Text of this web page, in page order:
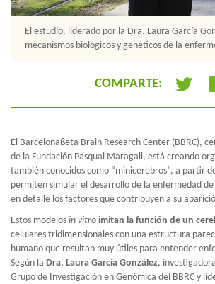
El estudio, liderado por la Dra. Laura García
mecanismos biológicos y genéticos de la
COMPARTE:
El Barcelonaßeta Brain Research Center (BBRC),
de la Fundación Pasqual Maragall, está creando
también conocidos como “minicerebros”, a partir
permiten simular el desarrollo de la enfermedad
en detalle los factores que contribuyen a su
Estos modelos in vitro imitan la función de un
celulares tridimensionales con una estructura
humano que resultan muy útiles para entender
Según la Dra. Laura García González,
Grupo de Investigación en Genómica del BBRC y